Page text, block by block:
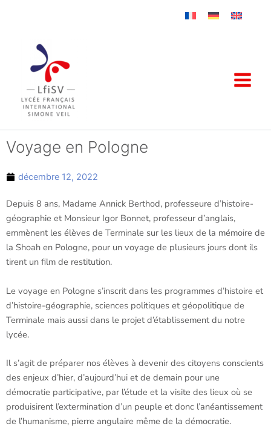
Voyage en Pologne
décembre 12, 2022
Depuis 8 ans, Madame Annick Berthod, professeure d’histoire-
géographie et Monsieur Igor Bonnet, professeur d’anglais,
emmènent les élèves de Terminale sur les lieux de la mémoire de
la Shoah en Pologne, pour un voyage de plusieurs jours dont ils
tirent un film de restitution.
Le voyage en Pologne s’inscrit dans les programmes d’histoire et
d’histoire-géographie, sciences politiques et géopolitique de
Terminale mais aussi dans le projet d’établissement du notre
lycée.
Il s’agit de préparer nos élèves à devenir des citoyens conscients
des enjeux d’hier, d’aujourd’hui et de demain pour une
démocratie participative, par l’étude et la visite des lieux où se
produisirent l’extermination d’un peuple et donc l’anéantissement
de l’humanisme, pierre angulaire même de la démocratie.